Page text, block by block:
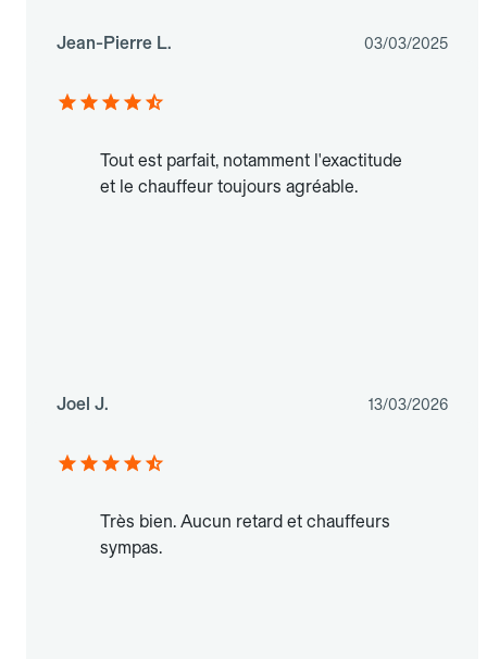
Jean-Pierre L. 03/03/2025
Tout est parfait, notamment l'exactitude
et le chauffeur toujours agréable.
Joel J. 13/03/2026
Très bien. Aucun retard et chauffeurs
sympas.